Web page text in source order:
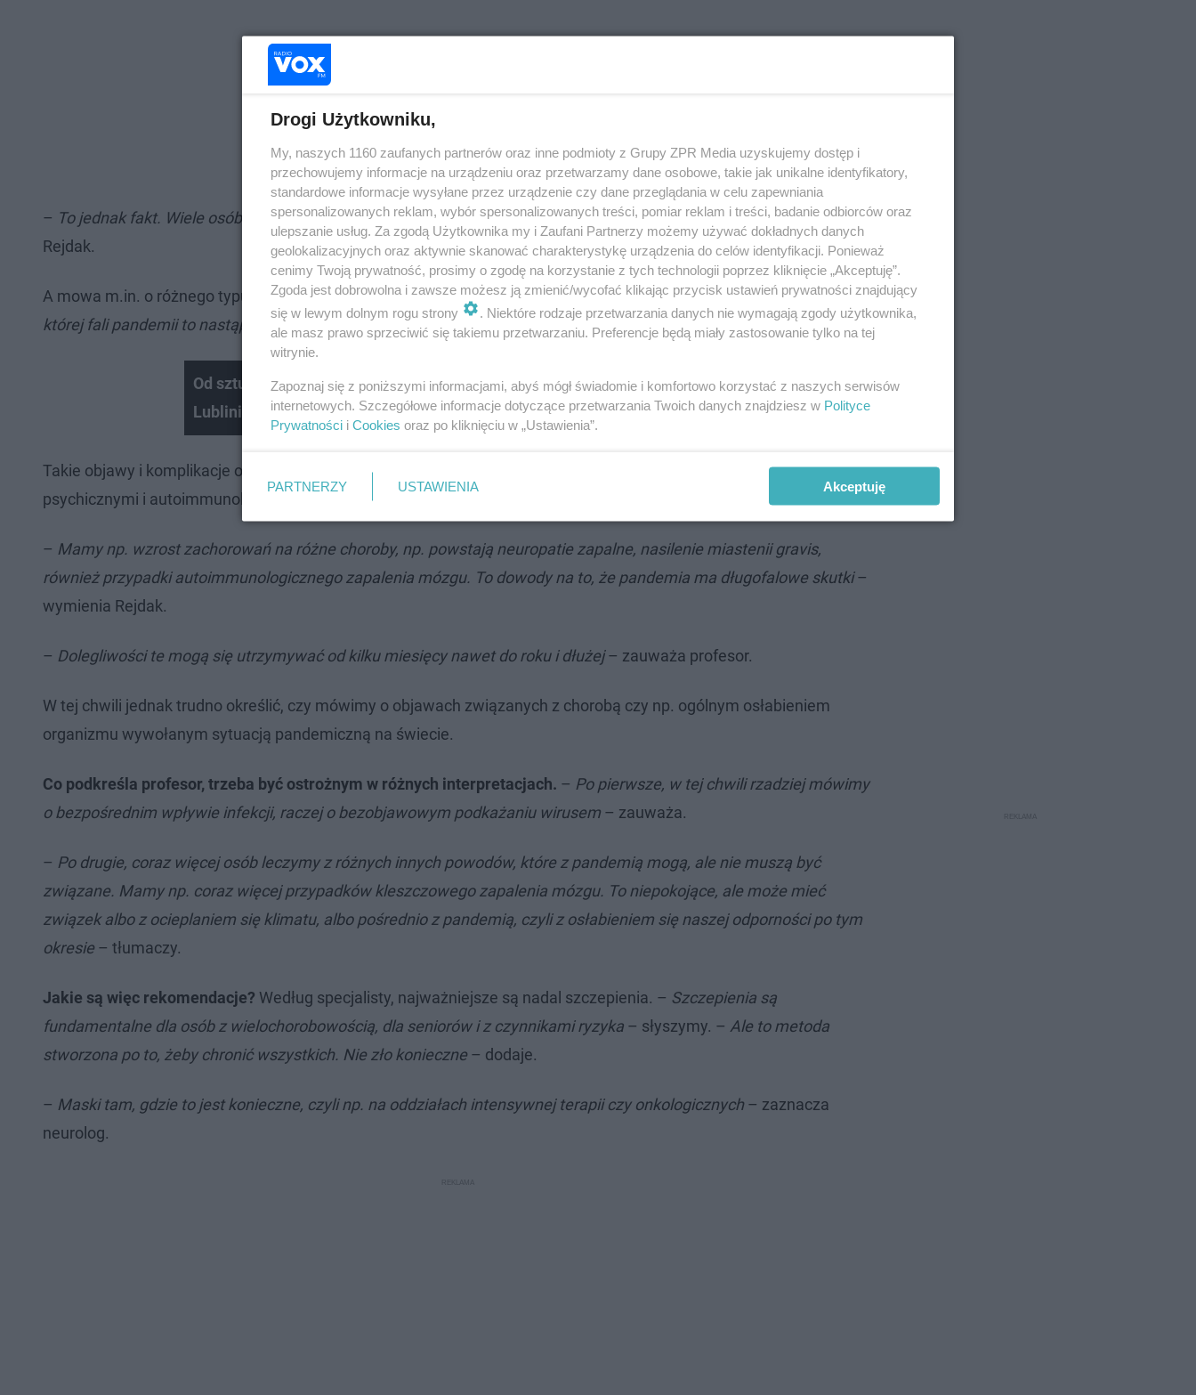
– To jednak fakt. Wiele osób wciąż hospitalizujemy, bo nie odzyskali w pełni funkcji poznawczych – zaznacza prof.
Rejdak.
A mowa m.in. o różnego typu uszkodzeniach struktury mózgu, tzw. encefalopatiach. –Trudno dokładnie określić, po
której fali pandemii to nastąpiło. Trudno też określić z jakimi innymi czynnikami się łączyły
– opisuje specjalista.
Od sztucznej inteligencji po naukę resyscytacji, czyli Piknik Naukowy w
Lublinie
Takie objawy i komplikacje odczuwa na pewno nadal nawet 1/3 pacjentów. Niejednokrotnie łączą się ze skutkami
psychicznymi i autoimmunologicznymi. To może być depresja, lęk, senność.
– Mamy np. wzrost zachorowań na różne choroby, np. powstają neuropatie zapalne, nasilenie miastenii gravis,
również przypadki autoimmunologicznego zapalenia mózgu. To dowody na to, że pandemia ma długofalowe skutki–
wymienia Rejdak.
– Dolegliwości te mogą się utrzymywać od kilku miesięcy nawet do roku i dłużej– zauważa profesor.
W tej chwili jednak trudno określić, czy mówimy o objawach związanych z chorobą czy np. ogólnym osłabieniem
organizmu wywołanym sytuacją pandemiczną na świecie.
Co podkreśla profesor, trzeba być ostrożnym w różnych interpretacjach. – Po pierwsze, w tej chwili rzadziej mówimy
o bezpośrednim wpływie infekcji, raczej o bezobjawowym podkażaniu wirusem – zauważa.
– Po drugie, coraz więcej osób leczymy z różnych innych powodów, które z pandemią mogą, ale nie muszą być
związane. Mamy np. coraz więcej przypadków kleszczowego zapalenia mózgu. To niepokojące, ale może mieć
związek albo z ocieplaniem się klimatu, albo pośrednio z pandemią, czyli z osłabieniem się naszej odporności po tym
okresie – tłumaczy.
Jakie są więc rekomendacje? Według specjalisty, najważniejsze są nadal szczepienia. – Szczepienia są
fundamentalne dla osób z wielochorobowością, dla seniorów i z czynnikami ryzyka – słyszymy. – Ale to metoda
stworzona po to, żeby chronić wszystkich. Nie zło konieczne – dodaje.
– Maski tam, gdzie to jest konieczne, czyli np. na oddziałach intensywnej terapii czy onkologicznych – zaznacza
neurolog.
Drogi Użytkowniku,
My, naszych 1160 zaufanych partnerów oraz inne podmioty z Grupy ZPR Media uzyskujemy dostęp i
przechowujemy informacje na urządzeniu oraz przetwarzamy dane osobowe, takie jak unikalne identyfikatory,
standardowe informacje wysyłane przez urządzenie czy dane przeglądania w celu zapewniania
spersonalizowanych reklam, wybór spersonalizowanych treści, pomiar reklam i treści, badanie odbiorców oraz
ulepszanie usług. Za zgodą Użytkownika my i Zaufani Partnerzy możemy używać dokładnych danych
geolokalizacyjnych oraz aktywnie skanować charakterystykę urządzenia do celów identyfikacji. Ponieważ
cenimy Twoją prywatność, prosimy o zgodę na korzystanie z tych technologii poprzez kliknięcie „Akceptuję”.
Zgoda jest dobrowolna i zawsze możesz ją zmienić/wycofać klikając przycisk ustawień prywatności znajdujący
się w lewym dolnym rogu strony
. Niektóre rodzaje przetwarzania danych nie wymagają zgody użytkownika,
ale masz prawo sprzeciwić się takiemu przetwarzaniu. Preferencje będą miały zastosowanie tylko na tej
witrynie.
Zapoznaj się z poniższymi informacjami, abyś mógł świadomie i komfortowo korzystać z naszych serwisów
internetowych. Szczegółowe informacje dotyczące przetwarzania Twoich danych znajdziesz w Polityce
Prywatności i Cookies oraz po kliknięciu w „Ustawienia”.
PARTNERZY USTAWIENIA Akceptuję